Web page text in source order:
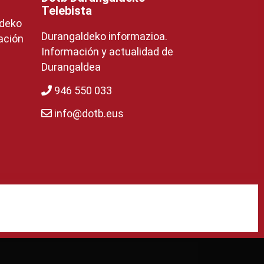
Telebista
Durangaldeko informazioa.
Información y actualidad de
Durangaldea
946 550 033
info@dotb.eus